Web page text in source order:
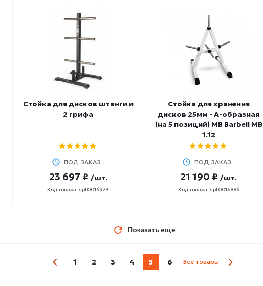
Стойка для дисков штанги и
2 грифа
ПОД ЗАКАЗ
23 697 ₽ /шт.
Код товара: spt0016923
Стойка для хранения
дисков 25мм - А-образная
(на 5 позиций) MB Barbell MB
1.12
ПОД ЗАКАЗ
21 190 ₽ /шт.
Код товара: spt0013886
Показать еще
1 2 3 4 5 6 Все товары